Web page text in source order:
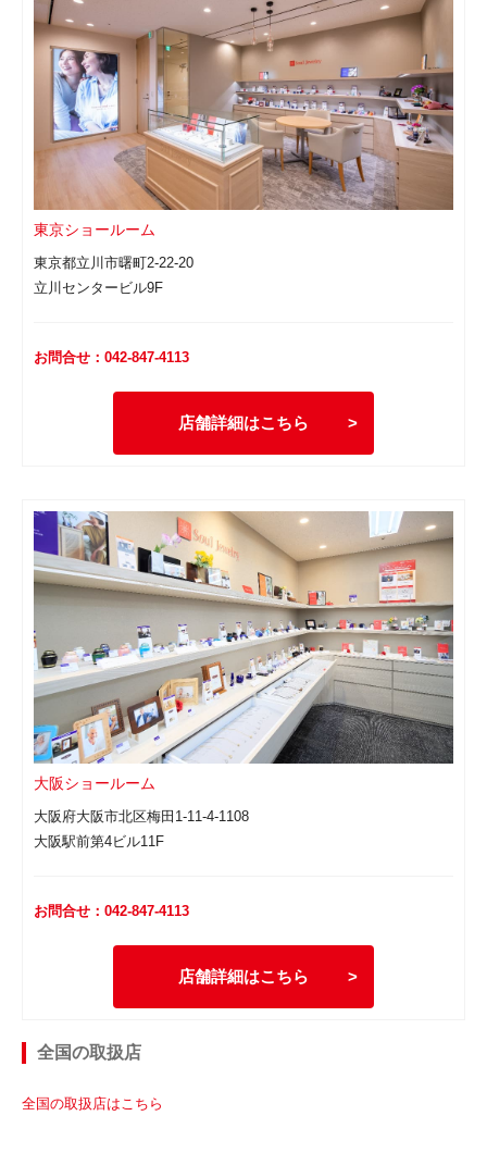
東京ショールーム
東京都立川市曙町2-22-20
立川センタービル9F
お問合せ：042-847-4113
店舗詳細はこちら
大阪ショールーム
大阪府大阪市北区梅田1-11-4-1108
大阪駅前第4ビル11F
お問合せ：042-847-4113
店舗詳細はこちら
全国の取扱店
全国の取扱店はこちら